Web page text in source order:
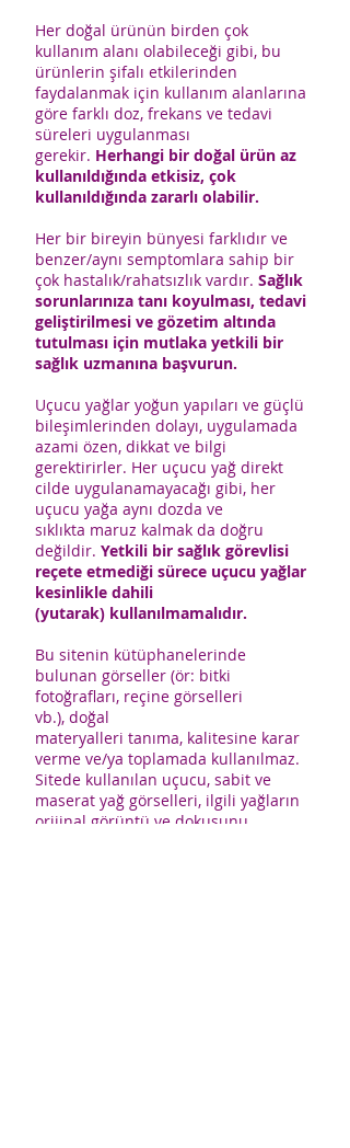
Her doğal ürünün birden çok
kullanım alanı olabileceği gibi, bu
ürünlerin şifalı etkilerinden
faydalanmak için kullanım alanlarına
göre farklı doz, frekans ve tedavi
süreleri uygulanması
gerekir. Herhangi bir doğal ürün az
kullanıldığında etkisiz, çok
kullanıldığında zararlı olabilir.
Her bir bireyin bünyesi farklıdır ve
benzer/aynı semptomlara sahip bir
çok hastalık/rahatsızlık vardır. Sağlık
sorunlarınıza tanı koyulması, tedavi
geliştirilmesi ve gözetim altında
tutulması için mutlaka yetkili bir
sağlık uzmanına başvurun.
Uçucu yağlar yoğun yapıları ve güçlü
bileşimlerinden dolayı, uygulamada
azami özen, dikkat ve bilgi
gerektirirler. Her uçucu yağ direkt
cilde uygulanamayacağı gibi, her
uçucu yağa aynı dozda ve
sıklıkta maruz kalmak da doğru
değildir. Yetkili bir sağlık görevlisi
reçete etmediği sürece uçucu yağlar
kesinlikle dahili
(yutarak) kullanılmamalıdır.
Bu sitenin kütüphanelerinde
bulunan görseller (ör: bitki
fotoğrafları, reçine görselleri
vb.), doğal
materyalleri tanıma, kalitesine karar
verme ve/ya toplamada kullanılmaz.
Sitede kullanılan uçucu, sabit ve
maserat yağ görselleri, ilgili yağların
orijinal görüntü ve dokusunu